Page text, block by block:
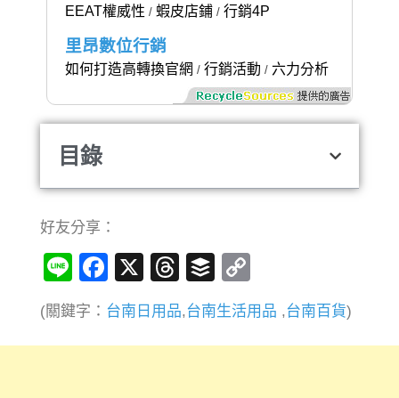
EEAT權威性 / 蝦皮店鋪/ 行銷4P
里昂數位行銷
如何打造高轉換官網 / 行銷活動 / 六力分析
目錄
好友分享：
LineFacebook
X Threads
Buffer
Link
(關鍵字： 台南日用品,台南生活用品 ,台南百貨)